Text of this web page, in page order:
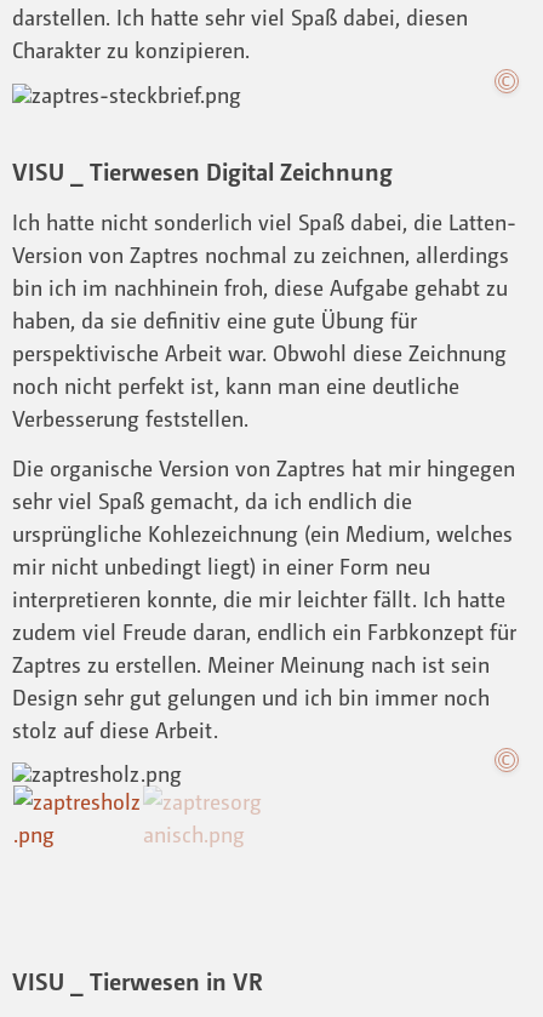
darstellen. Ich hatte sehr viel Spaß dabei, diesen
Charakter zu konzipieren.
VISU _ Tierwesen Digital Zeichnung
Ich hatte nicht sonderlich viel Spaß dabei, die Latten-
Version von Zaptres nochmal zu zeichnen, allerdings
bin ich im nachhinein froh, diese Aufgabe gehabt zu
haben, da sie definitiv eine gute Übung für
perspektivische Arbeit war. Obwohl diese Zeichnung
noch nicht perfekt ist, kann man eine deutliche
Verbesserung feststellen.
Die organische Version von Zaptres hat mir hingegen
sehr viel Spaß gemacht, da ich endlich die
ursprüngliche Kohlezeichnung (ein Medium, welches
mir nicht unbedingt liegt) in einer Form neu
interpretieren konnte, die mir leichter fällt. Ich hatte
zudem viel Freude daran, endlich ein Farbkonzept für
Zaptres zu erstellen. Meiner Meinung nach ist sein
Design sehr gut gelungen und ich bin immer noch
stolz auf diese Arbeit.
VISU _ Tierwesen in VR